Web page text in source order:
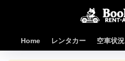
Home レンタカー 空車状況